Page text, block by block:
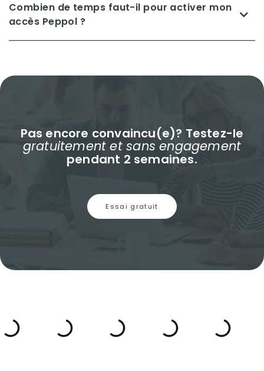
Combien de temps faut-il pour activer mon
accès Peppol ?
Pas encore convaincu(e)? Testez-le
gratuitement et sans engagement
pendant 2 semaines.
Essai gratuit